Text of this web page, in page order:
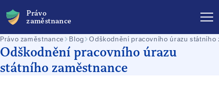
Právo
zaměstnance
Odškodnění pracovního úrazu
státního zaměstnance
Právo zaměstnance Blog Odškodnění pracovního úrazu státního